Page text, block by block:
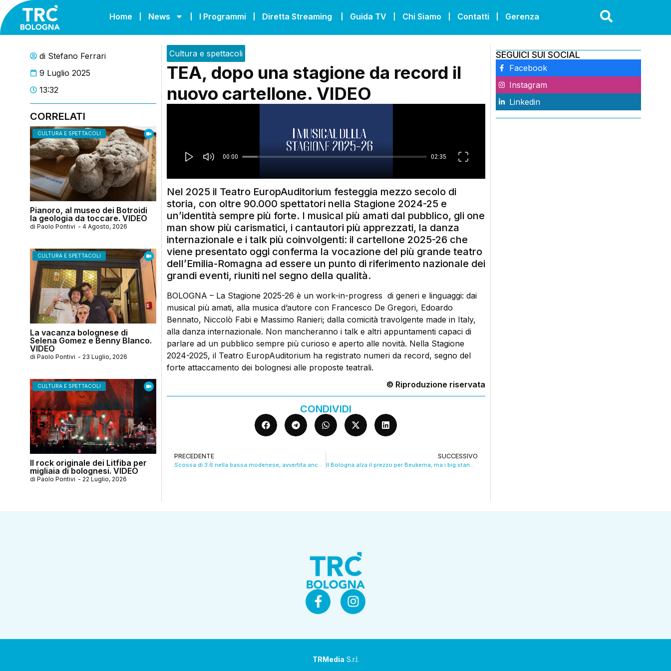
Home News I Programmi Diretta Streaming Guida TV Chi Siamo Contatti Gerenza
di Stefano Ferrari
9 Luglio 2025
13:32
CORRELATI
CULTURA E SPETTACOLI
Pianoro, al museo dei Botroidi
la geologia da toccare. VIDEO
di Paolo Pontivi - 4 Agosto, 2026
CULTURA E SPETTACOLI
La vacanza bolognese di
Selena Gomez e Benny Blanco.
VIDEO
di Paolo Pontivi - 23 Luglio, 2026
CULTURA E SPETTACOLI
Il rock originale dei Litfiba per
migliaia di bolognesi. VIDEO
di Paolo Pontivi - 22 Luglio, 2026
Cultura e spettacoli
TEA, dopo una stagione da record il
nuovo cartellone. VIDEO
Nel 2025 il Teatro EuropAuditorium festeggia mezzo secolo di
storia, con oltre 90.000 spettatori nella Stagione 2024-25 e
un’identità sempre più forte. I musical più amati dal pubblico, gli one
man show più carismatici, i cantautori più apprezzati, la danza
internazionale e i talk più coinvolgenti: il cartellone 2025-26 che
viene presentato oggi conferma la vocazione del più grande teatro
dell’Emilia-Romagna ad essere un punto di riferimento nazionale dei
grandi eventi, riuniti nel segno della qualità.
BOLOGNA – La Stagione 2025-26 è un work-in-progress di generi e linguaggi: dai
musical più amati, alla musica d’autore con Francesco De Gregori, Edoardo
Bennato, Niccolò Fabi e Massimo Ranieri; dalla comicità travolgente made in Italy,
alla danza internazionale. Non mancheranno i talk e altri appuntamenti capaci di
parlare ad un pubblico sempre più curioso e aperto alle novità. Nella Stagione
2024-2025, il Teatro EuropAuditorium ha registrato numeri da record, segno del
forte attaccamento dei bolognesi alle proposte teatrali.
© Riproduzione riservata
CONDIVIDI
PRECEDENTE
Scossa di 3.6 nella bassa modenese, avvertita anche nel bolognese
SUCCESSIVO
Il Bologna alza il prezzo per Beukema, ma i big stanno arrivando. VIDEO
SEGUICI SUI SOCIAL
Facebook
Instagram
Linkedin
TRMedia S.r.l.